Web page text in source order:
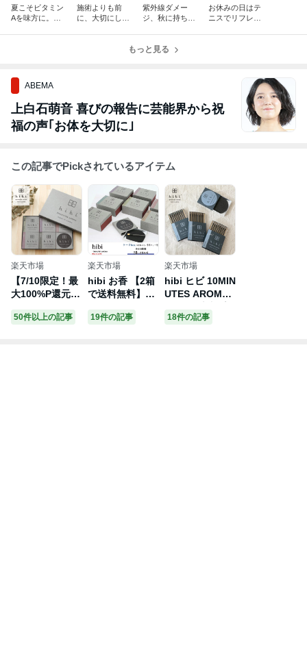
夏こそビタミン
Aを味方に。夏
施術よりも前
に、大切にして
紫外線ダメー
ジ、秋に持ち越
お休みの日はテ
ニスでリフレッ
もっと見る
ABEMA
上白石萌音 喜びの報告に芸能界から祝
福の声｢お体を大切に｣
この記事でPickされているアイテム
楽天市場
【7/10限定！最
大100%P還元】
UTES AROMA
50件以上の記事
楽天市場
hibi お香 【2箱
で送料無料】ラ
本入り／専用マ
19件の記事
楽天市場
hibi ヒビ 10MIN
UTES AROMA
用マット付 お
18件の記事